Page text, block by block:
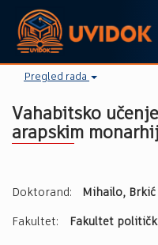
Pregled rada
Vahabitsko
arapskim
Doktorand: Mihailo, Brkić
Fakultet: Fakultet